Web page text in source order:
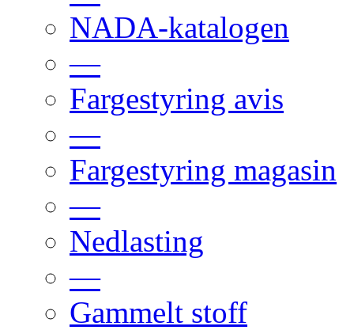
NADA-katalogen
—
Fargestyring avis
—
Fargestyring magasin
—
Nedlasting
—
Gammelt stoff